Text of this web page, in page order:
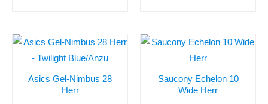
Asics Gel-Nimbus 28
Herr
Saucony Echelon 10
Wide Herr